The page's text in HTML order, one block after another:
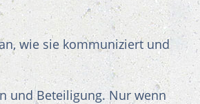
wie sie kommuniziert und
und Beteiligung. Nur wenn